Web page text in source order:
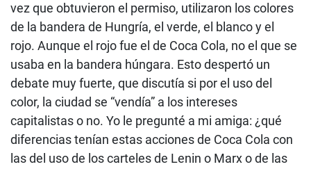
vez que obtuvieron el permiso, utilizaron los colores
de la bandera de Hungría, el verde, el blanco y el
rojo. Aunque el rojo fue el de Coca Cola, no el que se
usaba en la bandera húngara. Esto despertó un
debate muy fuerte, que discutía si por el uso del
color, la ciudad se “vendía” a los intereses
capitalistas o no. Yo le pregunté a mi amiga: ¿qué
diferencias tenían estas acciones de Coca Cola con
las del uso de los carteles de Lenin o Marx o de las